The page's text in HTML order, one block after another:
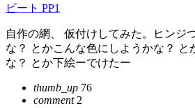
ビート PP1
自作の網、 仮付けしてみた。ヒンジ
な？ とかこんな色にしようかな？ と
な？ とか下絵ーでけたー
thumb_up 76
comment2